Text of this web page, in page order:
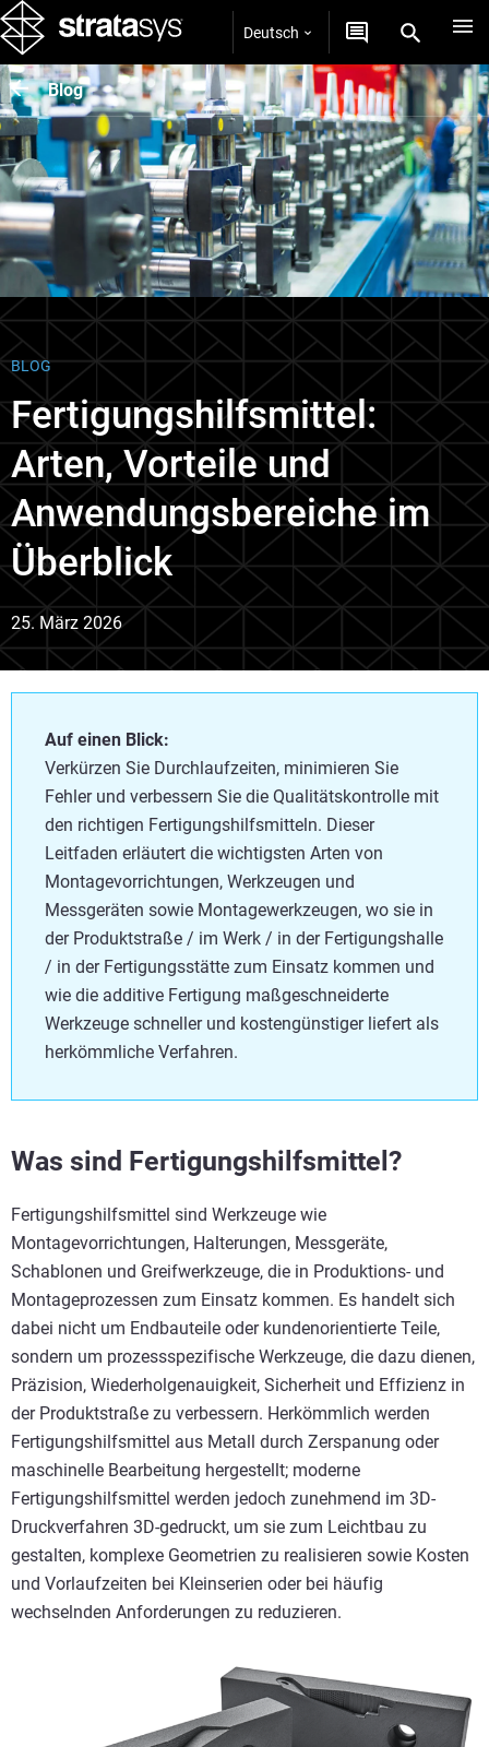
Deutsch
Blog
BLOG
Fertigungshilfsmittel:
Arten, Vorteile und
Anwendungsbereiche im
Überblick
25. März 2026
Auf einen Blick:
Verkürzen Sie Durchlaufzeiten, minimieren Sie
Fehler und verbessern Sie die Qualitätskontrolle mit
den richtigen Fertigungshilfsmitteln. Dieser
Leitfaden erläutert die wichtigsten Arten von
Montagevorrichtungen, Werkzeugen und
Messgeräten sowie Montagewerkzeugen, wo sie in
der Produktstraße / im Werk / in der Fertigungshalle
/ in der Fertigungsstätte zum Einsatz kommen und
wie die additive Fertigung maßgeschneiderte
Werkzeuge schneller und kostengünstiger liefert als
herkömmliche Verfahren.
Was sind Fertigungshilfsmittel?
Fertigungshilfsmittel sind Werkzeuge wie
Montagevorrichtungen, Halterungen, Messgeräte,
Schablonen und Greifwerkzeuge, die in Produktions- und
Montageprozessen zum Einsatz kommen. Es handelt sich
dabei nicht um Endbauteile oder kundenorientierte Teile,
sondern um prozessspezifische Werkzeuge, die dazu dienen,
Präzision, Wiederholgenauigkeit, Sicherheit und Effizienz in
der Produktstraße zu verbessern. Herkömmlich werden
Fertigungshilfsmittel aus Metall durch Zerspanung oder
maschinelle Bearbeitung hergestellt; moderne
Fertigungshilfsmittel werden jedoch zunehmend im 3D-
Druckverfahren 3D-gedruckt, um sie zum Leichtbau zu
gestalten, komplexe Geometrien zu realisieren sowie Kosten
und Vorlaufzeiten bei Kleinserien oder bei häufig
wechselnden Anforderungen zu reduzieren.